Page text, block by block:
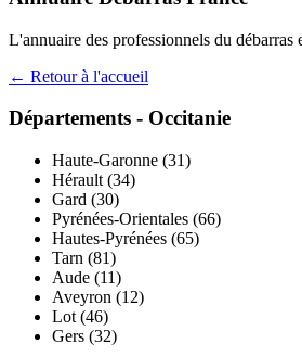
L'annuaire des professionnels du débarras
← Retour à l'accueil
Départements - Occitanie
Haute-Garonne (31)
Hérault (34)
Gard (30)
Pyrénées-Orientales (66)
Hautes-Pyrénées (65)
Tarn (81)
Aude (11)
Aveyron (12)
Lot (46)
Gers (32)